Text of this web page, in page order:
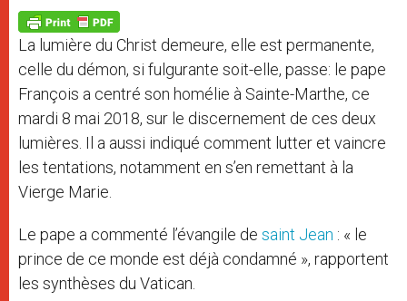
p
p
g
e
r
o
k
La lumière du Christ demeure, elle est permanente,
celle du démon, si fulgurante soit-elle, passe: le pape
François a centré son homélie à Sainte-Marthe, ce
mardi 8 mai 2018, sur le discernement de ces deux
lumières. Il a aussi indiqué comment lutter et vaincre
les tentations, notamment en s’en remettant à la
Vierge Marie.
Le pape a commenté l’évangile de saint Jean : « le
prince de ce monde est déjà condamné », rapportent
les synthèses du Vatican.